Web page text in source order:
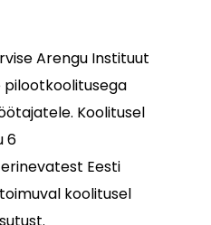
Arengu Instituut
Koolitusel
6
Eesti
koolitusel